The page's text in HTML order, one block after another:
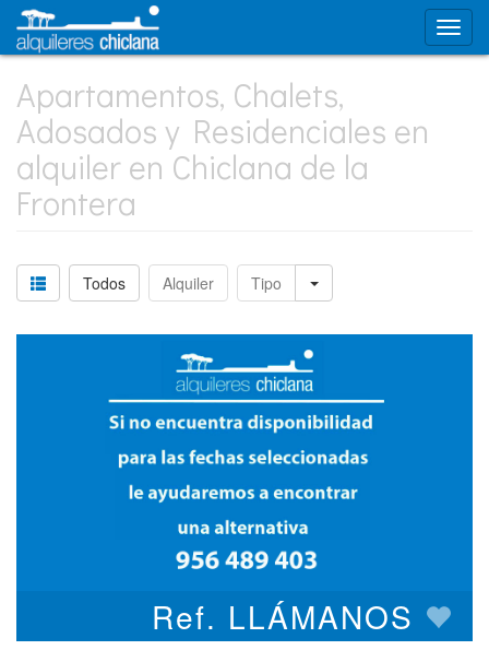
Apartamentos, Chalets,
Adosados y Residenciales en
alquiler en Chiclana de la
Frontera
Todos Alquiler Tipo
Ref. LLÁMANOS